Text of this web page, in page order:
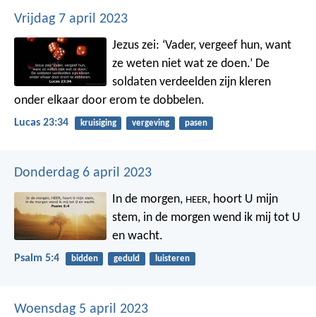
Vrijdag 7 april 2023
Jezus zei: ‘Vader, vergeef hun, want
ze weten niet wat ze doen.’ De
soldaten verdeelden zijn kleren
onder elkaar door erom te dobbelen.
Lucas 23:34 kruisiging vergeving pasen
Donderdag 6 april 2023
In de morgen, HEER, hoort U mijn
stem, in de morgen wend ik mij tot U
en wacht.
Psalm 5:4 bidden geduld luisteren
Woensdag 5 april 2023